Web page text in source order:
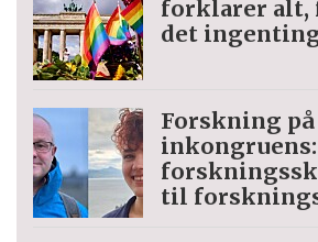
forklarer alt,
det
Forskning
til